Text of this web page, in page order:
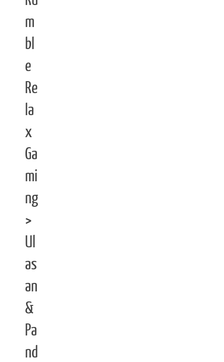
m
bl
e
Re
la
x
Ga
mi
ng
>
Ul
as
an
&
Pa
nd